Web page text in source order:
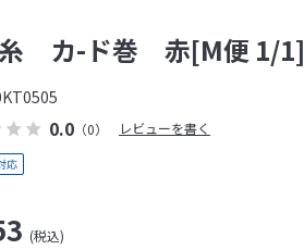
0.0 （0） レビューを書く
カ-ド巻 赤[M便 1/1]